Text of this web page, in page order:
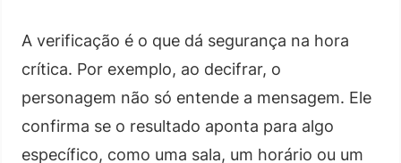
A verificação é o que dá segurança na hora
crítica. Por exemplo, ao decifrar, o
personagem não só entende a mensagem. Ele
confirma se o resultado aponta para algo
específico, como uma sala, um horário ou um